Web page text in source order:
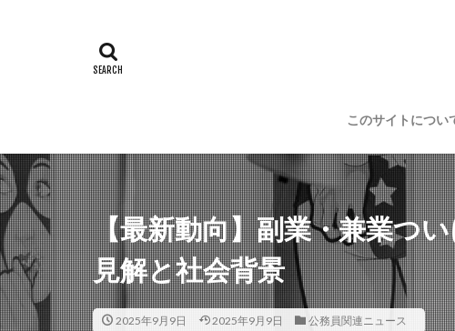
このサイトについ
【最新動向】副業・兼業つ
見解と社会背景
2025年9月9日 2025年9月9日 公務員関連ニュース